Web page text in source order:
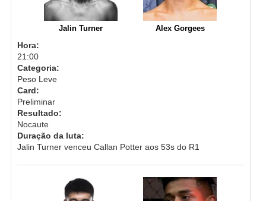
Jalin Turner Alex Gorgees
Hora:
21:00
Categoria:
Peso Leve
Card:
Preliminar
Resultado:
Nocaute
Duração da luta:
Jalin Turner venceu Callan Potter aos 53s do R1